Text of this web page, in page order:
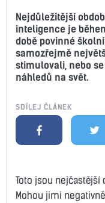
Nejdůležitější
inteligence je
době povinné
samozřejmě
stimulovali, nebo
náhledů na svět.
SDÍLEJ ČLÁNEK
Toto jsou
Mohou jimi